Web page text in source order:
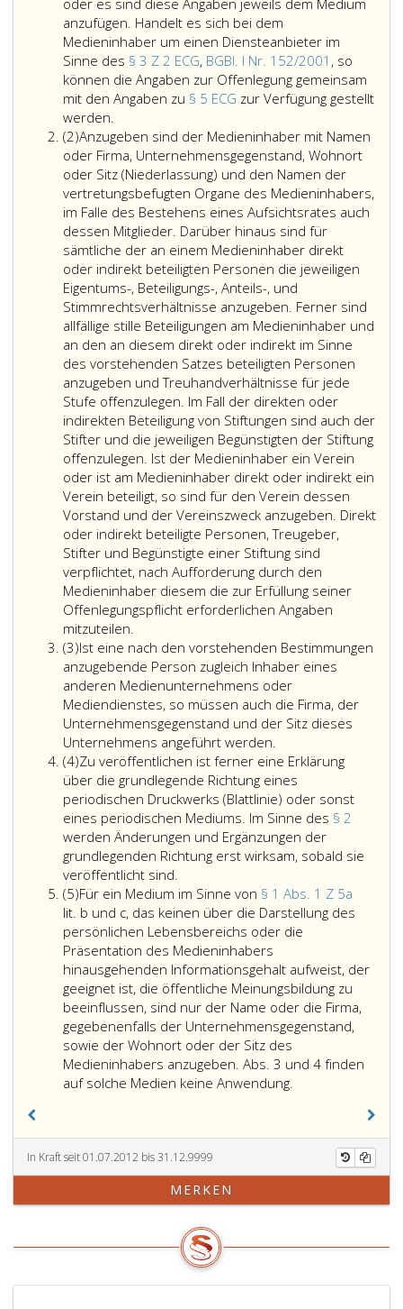
oder es sind diese Angaben jeweils dem Medium
anzufügen. Handelt es sich bei dem
Medieninhaber um einen Diensteanbieter im
Sinne des § 3 Z 2 ECG, BGBl. I Nr. 152/2001 , so
können die Angaben zur Offenlegung gemeinsam
mit den Angaben zu § 5 ECG zur Verfügung gestellt
werden.
Medieninhaber
jedes
periodischen
Mediums
hat
die
in
den
Absatz
2
bis
4
bezeichneten
Angaben
zu
veröffentlichen.
Bei
periodischen
Medienwerken
ist
dazu
im
Impressum
auch
darüber
zu
informieren,
unter
welcher
Web-
Adresse
diese
Angaben
ständig
leicht
und
unmittelbar
auffindbar
sind
oder
es
sind
diese
Angaben
jeweils
dem
Medium
anzufügen.
Bei
Rundfunkprogrammen
sind
Angaben
entweder
ständig
auffindbaren
Teletextseite
zur
(2)Absatz
2
Anzugeben sind der Medieninhaber mit Namen
oder Firma, Unternehmensgegenstand, Wohnort
oder Sitz (Niederlassung) und den Namen der
vertretungsbefugten Organe des Medieninhabers,
im Falle des Bestehens eines Aufsichtsrates auch
dessen Mitglieder. Darüber hinaus sind für
sämtliche der an einem Medieninhaber direkt
oder indirekt beteiligten Personen die jeweiligen
Eigentums-, Beteiligungs-, Anteils-, und
Stimmrechtsverhältnisse anzugeben. Ferner sind
allfällige stille Beteiligungen am Medieninhaber und
an den an diesem direkt oder indirekt im Sinne
des vorstehenden Satzes beteiligten Personen
anzugeben und Treuhandverhältnisse für jede
Stufe offenzulegen. Im Fall der direkten oder
indirekten Beteiligung von Stiftungen sind auch der
Stifter und die jeweiligen Begünstigten der Stiftung
offenzulegen. Ist der Medieninhaber ein Verein
oder ist am Medieninhaber direkt oder indirekt ein
Verein beteiligt, so sind für den Verein dessen
Vorstand und der Vereinszweck anzugeben. Direkt
oder indirekt beteiligte Personen, Treugeber,
Stifter und Begünstigte einer Stiftung sind
verpflichtet, nach Aufforderung durch den
Medieninhaber diesem die zur Erfüllung seiner
Offenlegungspflicht erforderlichen Angaben
mitzuteilen.
(3)Absatz
3
Ist eine nach den vorstehenden Bestimmungen
anzugebende Person zugleich Inhaber eines
anderen Medienunternehmens oder
Mediendienstes, so müssen auch die Firma, der
Unternehmensgegenstand und der Sitz dieses
Unternehmens angeführt werden.
(4)Absatz
4
Zu veröffentlichen ist ferner eine Erklärung
über die grundlegende Richtung eines
periodischen Druckwerks (Blattlinie) oder sonst
eines periodischen Mediums. Im Sinne des § 2
werden Änderungen und Ergänzungen der
grundlegenden Richtung erst wirksam, sobald sie
veröffentlicht sind.
veröffentlichen
ist
ferner
eine
Erklärung
über
die
grundlegende
Richtung
eines
periodischen
oder
sonst
eines
periodischen
Im
Sinne
des
Paragraph
(5)Absatz
5
Für ein Medium im Sinne von § 1 Abs. 1 Z 5a
lit. b und c, das keinen über die Darstellung des
persönlichen Lebensbereichs oder die
Präsentation des Medieninhabers
hinausgehenden Informationsgehalt aufweist, der
geeignet ist, die öffentliche Meinungsbildung zu
beeinflussen, sind nur der Name oder die Firma,
gegebenenfalls der Unternehmensgegenstand,
sowie der Wohnort oder der Sitz des
Medieninhabers anzugeben. Abs. 3 und 4 finden
auf solche Medien keine Anwendung.
im
von
eins,
5
In Kraft seit 01.07.2012 bis 31.12.9999
MERKEN